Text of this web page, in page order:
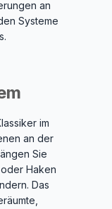
an
Systeme
im
an der
Sie
Haken
Das